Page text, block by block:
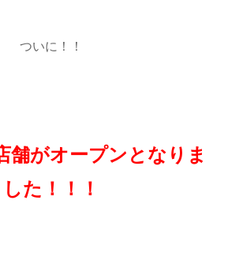
ついに！！
舗がオープンとなりま
した！！！